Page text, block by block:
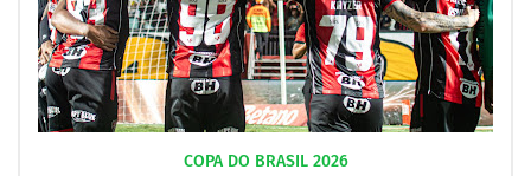
COPA DO BRASIL 2026